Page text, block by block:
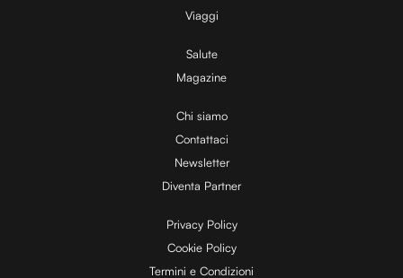
V
i
d
e
Viaggi
Salute
Magazine
Chi siamo
Contattaci
Newsletter
Diventa Partner
Privacy Policy
Cookie Policy
Termini e Condizioni